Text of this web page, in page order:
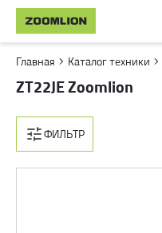
Главная Каталог техники
ZT22JE Zoomlion
ФИЛЬТР